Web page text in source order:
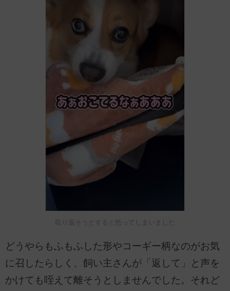
取り返そうとすると怒ってしまいました
どうやらもふもふした形やコーギー柄なのがお気
に召したらしく、飼い主さんが「返して」と声を
かけても咥えて離そうとしませんでした。それど